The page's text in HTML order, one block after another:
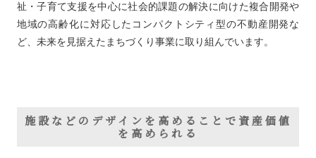
祉・子育て支援を中心に社会的課題の解決に向けた複合開発や
地域の高齢化に対応したコンパクトシティ型の不動産開発な
ど、未来を見据えたまちづくり事業に取り組んでいます。
施設などのデザインを高めることで資産価値
を高められる